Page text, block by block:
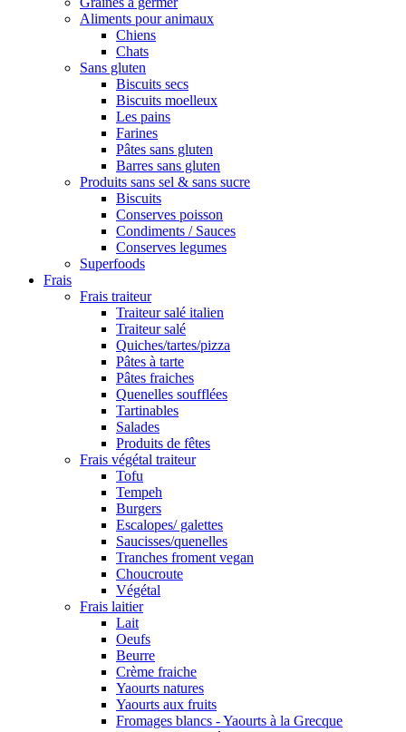
Aliments pour animaux
Chiens
Chats
Sans gluten
Biscuits secs
Biscuits moelleux
Les pains
Farines
Pâtes sans gluten
Barres sans gluten
Produits sans sel & sans sucre
Biscuits
Conserves poisson
Condiments / Sauces
Conserves legumes
Superfoods
Frais
Frais traiteur
Traiteur salé italien
Traiteur salé
Quiches/tartes/pizza
Pâtes à tarte
Pâtes fraiches
Quenelles soufflées
Tartinables
Salades
Produits de fêtes
Frais végétal traiteur
Tofu
Tempeh
Burgers
Escalopes/ galettes
Saucisses/quenelles
Tranches froment vegan
Choucroute
Végétal
Frais laitier
Lait
Oeufs
Beurre
Crème fraiche
Yaourts natures
Yaourts aux fruits
Fromages blancs - Yaourts à la Grecque